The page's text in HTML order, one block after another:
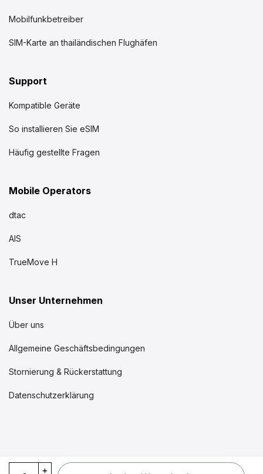
eSIM Singapur Malaysia Indonesien Thailand quantity
Mobilfunkbetreiber
SIM-Karte an thailändischen Flughäfen
Support
Kompatible Geräte
So installieren Sie eSIM
Häufig gestellte Fragen
Mobile Operators
dtac
AIS
TrueMove H
Unser Unternehmen
Über uns
Allgemeine Geschäftsbedingungen
Stornierung & Rückerstattung
Datenschutzerklärung